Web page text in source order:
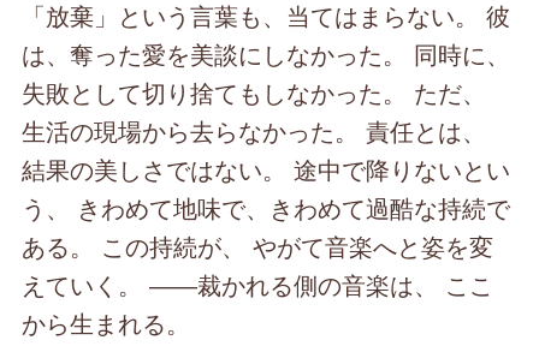
「放棄」という言葉も、当てはまらない。 彼
は、奪った愛を美談にしなかった。 同時に、
失敗として切り捨てもしなかった。 ただ、
生活の現場から去らなかった。 責任とは、
結果の美しさではない。 途中で降りないとい
う、 きわめて地味で、きわめて過酷な持続で
ある。 この持続が、 やがて音楽へと姿を変
えていく。 ――裁かれる側の音楽は、 ここ
から生まれる。